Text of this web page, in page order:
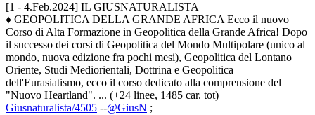
[1 - 4.Feb.2024] IL GIUSNATURALISTA
♦ GEOPOLITICA DELLA GRANDE AFRICA Ecco il nuovo
Corso di Alta Formazione in Geopolitica della Grande Africa! Dopo
il successo dei corsi di Geopolitica del Mondo Multipolare (unico al
mondo, nuova edizione fra pochi mesi), Geopolitica del Lontano
Oriente, Studi Mediorientali, Dottrina e Geopolitica
dell'Eurasiatismo, ecco il corso dedicato alla comprensione del
"Nuovo Heartland". ... (+24 linee, 1485 car. tot)
Giusnaturalista/4505 --@GiusN ;